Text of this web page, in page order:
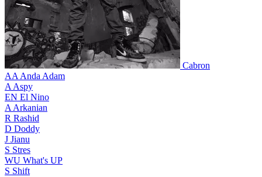
Cabron
AA Anda Adam
A Aspy
EN El Nino
A Arkanian
R Rashid
D Doddy
J Jianu
S Stres
WU What's UP
S Shift